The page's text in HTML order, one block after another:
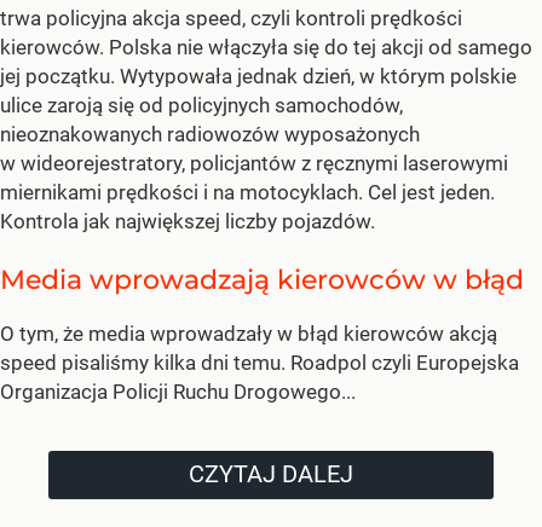
trwa policyjna akcja speed, czyli kontroli prędkości
kierowców. Polska nie włączyła się do tej akcji od samego
jej początku. Wytypowała jednak dzień, w którym polskie
ulice zaroją się od policyjnych samochodów,
nieoznakowanych radiowozów wyposażonych
w wideorejestratory, policjantów z ręcznymi laserowymi
miernikami prędkości i na motocyklach. Cel jest jeden.
Kontrola jak największej liczby pojazdów.
Media wprowadzają kierowców w błąd
O tym, że media wprowadzały w błąd kierowców akcją
speed pisaliśmy kilka dni temu. Roadpol czyli Europejska
Organizacja Policji Ruchu Drogowego...
CZYTAJ DALEJ